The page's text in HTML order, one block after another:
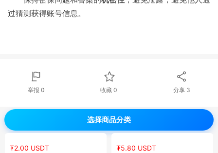
过猜测获得账号信息。
举报 0 收藏 0 分享 3
选择商品分类
₮2.00 USDT ₮5.80 USDT